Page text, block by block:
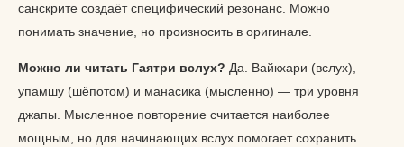
санскрите создаёт специфический резонанс. Можно
понимать значение, но произносить в оригинале.
Можно ли читать Гаятри вслух? Да. Вайкхари (вслух),
упамшу (шёпотом) и манасика (мысленно) — три уровня
джапы. Мысленное повторение считается наиболее
мощным, но для начинающих вслух помогает сохранить